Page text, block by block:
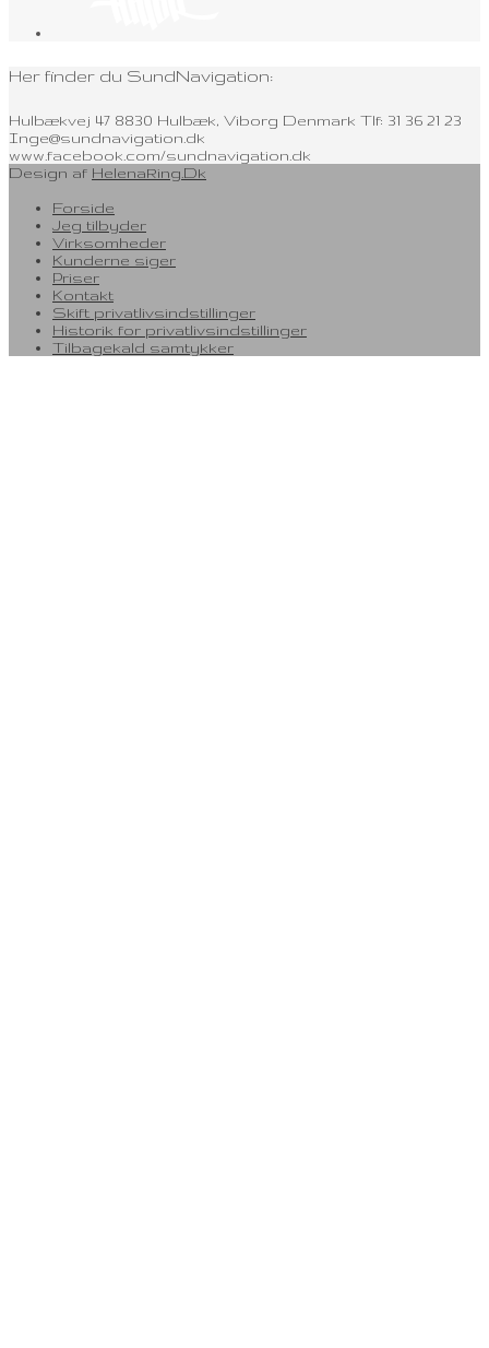
Her finder du SundNavigation:
Hulbækvej 47 8830 Hulbæk, Viborg Denmark Tlf: 31 36 21 23
Inge@sundnavigation.dk
www.facebook.com/sundnavigation.dk
Design af HelenaRing.Dk
Forside
Jeg tilbyder
Virksomheder
Kunderne siger
Priser
Kontakt
Skift privatlivsindstillinger
Historik for privatlivsindstillinger
Tilbagekald samtykker